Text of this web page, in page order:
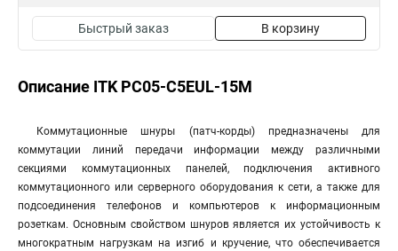
Быстрый заказ В корзину
Описание ITK PC05-C5EUL-15M
Коммутационные шнуры (патч-корды) предназначены для
коммутации линий передачи информации между различными
секциями коммутационных панелей, подключения активного
коммутационного или серверного оборудования к сети, а также для
подсоединения телефонов и компьютеров к информационным
розеткам. Основным свойством шнуров является их устойчивость к
многократным нагрузкам на изгиб и кручение, что обеспечивается